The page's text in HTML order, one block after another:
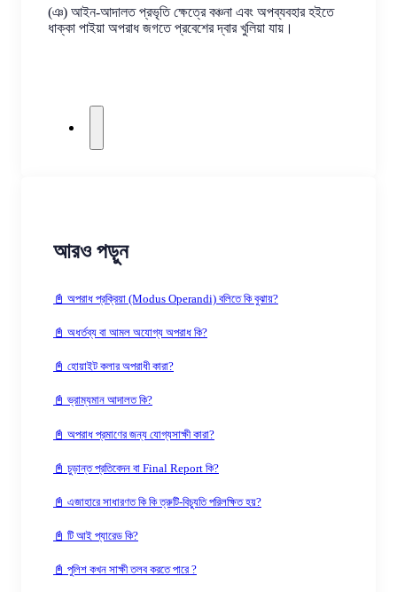
(ঞ) আইন-আদালত প্রভৃতি ক্ষেত্রে বঞ্চনা এবং অপব্যবহার হইতে
ধাক্কা পাইয়া অপরাধ জগতে প্রবেশের দ্বার খুলিয়া যায়।
আরও পড়ুন
📓 অপরাধ প্রক্রিয়া (Modus Operandi) বলিতে কি বুঝায়?
📓 অধর্তব্য বা আমল অযোগ্য অপরাধ কি?
📓 হোয়াইট কলার অপরাধী কারা?
📓 ভ্রাম্যমান আদালত কি?
📓 অপরাধ প্রমাণের জন্য যোগ্যসাক্ষী কারা?
📓 চুড়ান্ত প্রতিবেদন বা Final Report কি?
📓 এজাহারে সাধারণত কি কি ত্রুটি-বিচ্যুতি পরিলক্ষিত হয়?
📓 টি আই প্যারেড কি?
📓 পুলিশ কখন সাক্ষী তলব করতে পারে ?